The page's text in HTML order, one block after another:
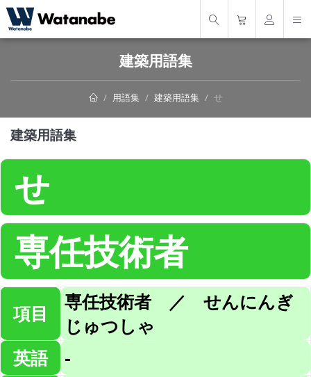
建築用語集
用語集 建築用語集 せ
建築用語集
せ
専任技術者
項目
専任技術者 ／ せんにんぎ
じゅつしゃ
英語
-